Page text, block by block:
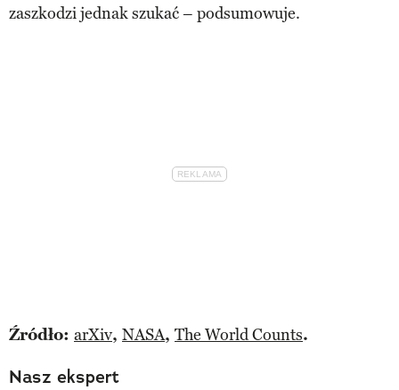
zaszkodzi jednak szukać – podsumowuje.
Źródło: arXiv, NASA, The World Counts.
Nasz ekspert